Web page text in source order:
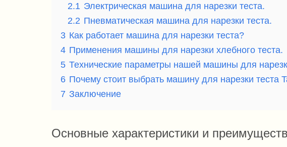
2.1 Электрическая машина для нарезки теста.
2.2 Пневматическая машина для нарезки теста.
3 Как работает машина для нарезки теста?
4 Применения машины для нарезки хлебного теста.
5 Технические параметры нашей машины для
6 Почему стоит выбрать машину для нарезки теста
7 Заключение
Основные характеристики и